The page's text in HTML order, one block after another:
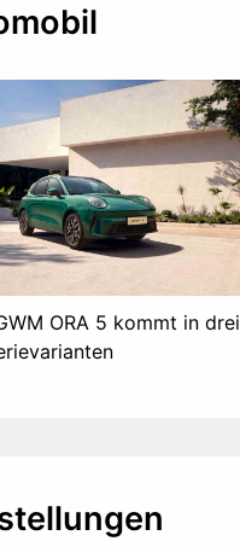
ORA 5 kommt in drei